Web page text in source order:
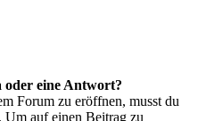
oder eine Antwort?
Forum zu eröffnen, musst du
Um auf einen Beitrag zu